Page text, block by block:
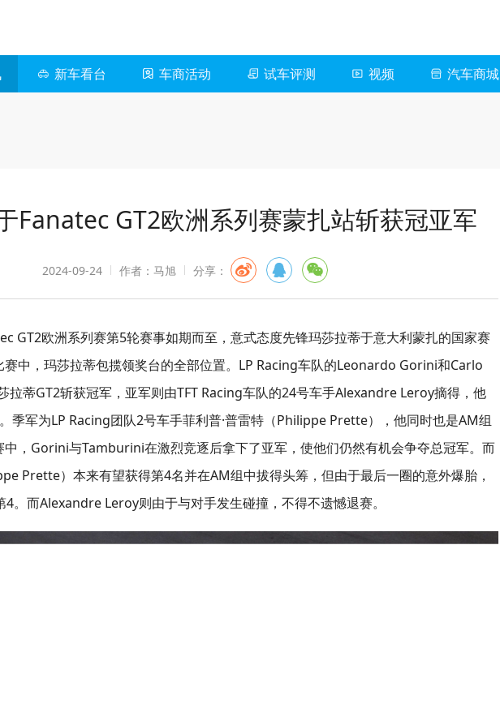
新车看台 车商活动 试车评测 视频 汽车商城
Fanatec GT2欧洲系列赛蒙扎站斩获冠亚军
2024-09-24 作者：马旭 分享：
GT2欧洲系列赛第5轮赛事如期而至，意式态度先锋玛莎拉蒂于意大利蒙扎的国家赛
赛中，玛莎拉蒂包揽领奖台的全部位置。LP Racing车队的Leonardo Gorini和Carlo
拉蒂GT2斩获冠军，亚军则由TFT Racing车队的24号车手Alexandre Leroy摘得，他
季军为LP Racing团队2号车手菲利普·普雷特（Philippe Prette），他同时也是AM组
中，Gorini与Tamburini在激烈竞逐后拿下了亚军，使他们仍然有机会争夺总冠军。而
Prette）本来有望获得第4名并在AM组中拔得头筹，但由于最后一圈的意外爆胎，
。而Alexandre Leroy则由于与对手发生碰撞，不得不遗憾退赛。